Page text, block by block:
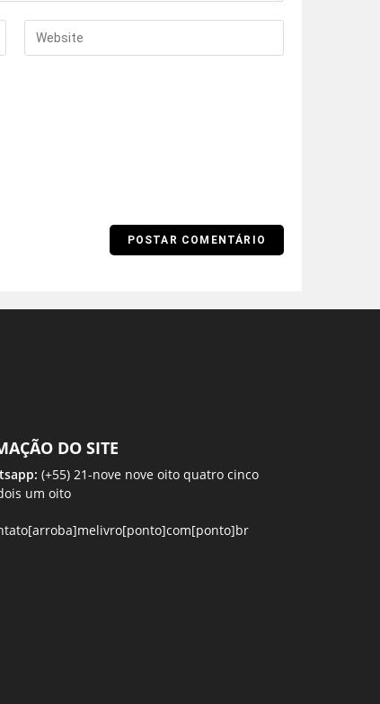
DO SITE
(+55) 21-nove nove oito quatro cinco
um oito